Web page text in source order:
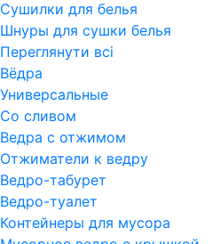
Сушилки для белья
Шнуры для сушки белья
Переглянути всi
Вёдра
Универсальные
Со сливом
Ведра с отжимом
Отжиматели к ведру
Ведро-табурет
Ведро-туалет
Контейнеры для мусора